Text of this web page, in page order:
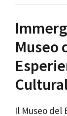
Museo
Il Museo del